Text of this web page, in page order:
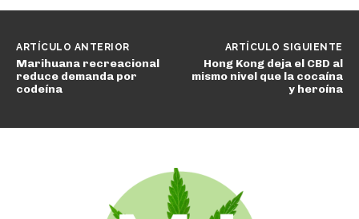
ARTÍCULO ANTERIOR
Marihuana recreacional
reduce demanda por
codeína
ARTÍCULO SIGUIENTE
Hong Kong deja el CBD al
mismo nivel que la cocaína
y heroína